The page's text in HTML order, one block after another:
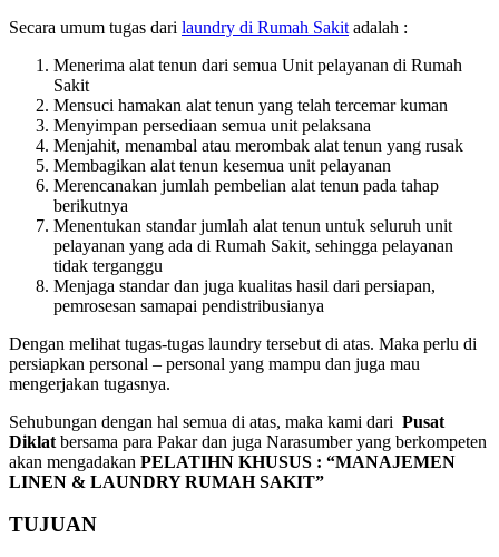
Secara umum tugas dari laundry di Rumah Sakit adalah :
Menerima alat tenun dari semua Unit pelayanan di Rumah
Sakit
Mensuci hamakan alat tenun yang telah tercemar kuman
Menyimpan persediaan semua unit pelaksana
Menjahit, menambal atau merombak alat tenun yang rusak
Membagikan alat tenun kesemua unit pelayanan
Merencanakan jumlah pembelian alat tenun pada tahap
berikutnya
Menentukan standar jumlah alat tenun untuk seluruh unit
pelayanan yang ada di Rumah Sakit, sehingga pelayanan
tidak terganggu
Menjaga standar dan juga kualitas hasil dari persiapan,
pemrosesan samapai pendistribusianya
Dengan melihat tugas-tugas laundry tersebut di atas. Maka perlu di
persiapkan personal – personal yang mampu dan juga mau
mengerjakan tugasnya.
Sehubungan dengan hal semua di atas, maka kami dari Pusat
Diklat bersama para Pakar dan juga Narasumber yang berkompeten
akan mengadakan PELATIHN KHUSUS : “MANAJEMEN
LINEN & LAUNDRY RUMAH SAKIT”
TUJUAN